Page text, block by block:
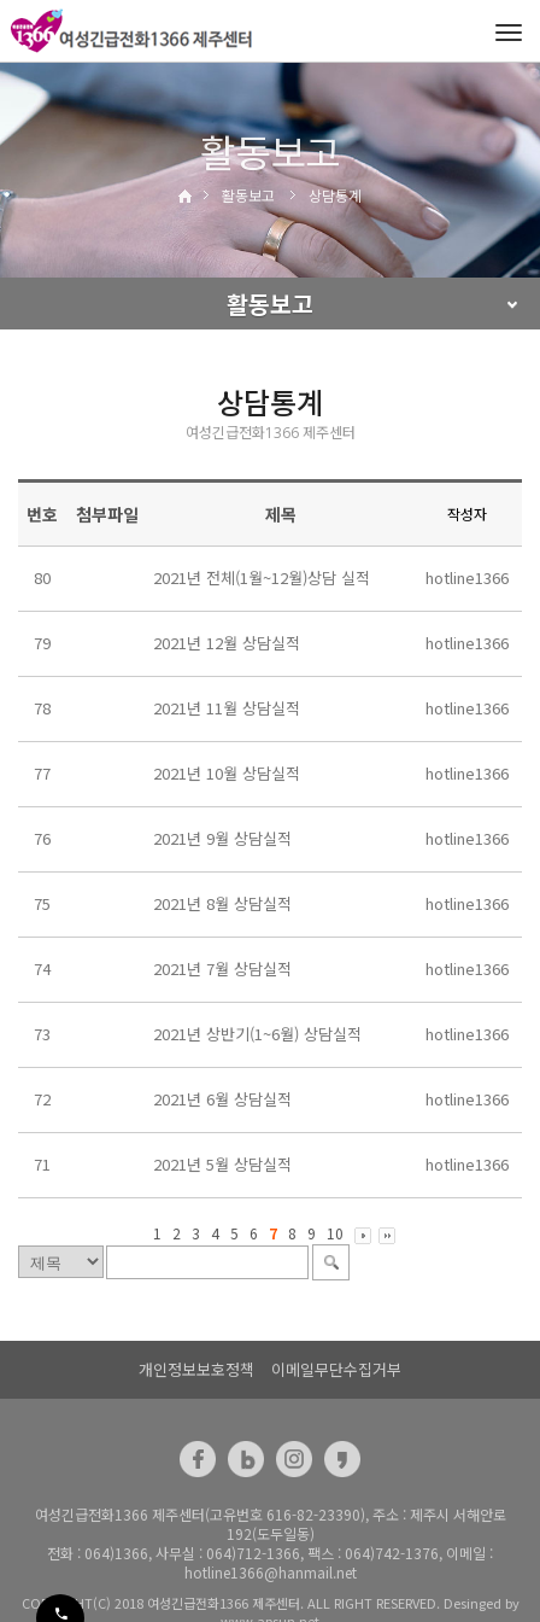
활동보고
활동보고 상담통계
활동보고
상담통계
여성긴급전화1366 제주센터
번호 첨부파일 제목 작성자
80 2021년 전체(1월~12월)상담 실적 hotline1366
79 2021년 12월 상담실적 hotline1366
78 2021년 11월 상담실적 hotline1366
77 2021년 10월 상담실적 hotline1366
76 2021년 9월 상담실적 hotline1366
75 2021년 8월 상담실적 hotline1366
74 2021년 7월 상담실적 hotline1366
73 2021년 상반기(1~6월) 상담실적 hotline1366
72 2021년 6월 상담실적 hotline1366
71 2021년 5월 상담실적 hotline1366
1 2 3 4 5 6 7 8 9 10
개인정보보호정책 이메일무단수집거부
여성긴급전화1366 제주센터(고유번호 616-82-23390), 주소 : 제주시 서해안로
192(도두일동)
전화 : 064)1366, 사무실 : 064)712-1366, 팩스 : 064)742-1376, 이메일 :
hotline1366@hanmail.net
COPYRIGHT(C) 2018 여성긴급전화1366 제주센터. ALL RIGHT RESERVED. Desinged by